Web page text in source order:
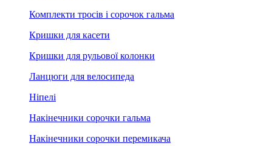
Комплекти тросів і сорочок гальма
Кришки для касети
Кришки для рульової колонки
Ланцюги для велосипеда
Ніпелі
Накінечники сорочки гальма
Накінечники сорочки перемикача